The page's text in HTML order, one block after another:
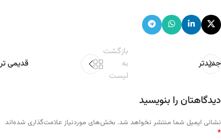
جدیدتر
بازگشت
به
لیست
قدیمی تر
دیدگاهتان را بنویسید
نشانی ایمیل شما منتشر نخواهد شد. بخش‌های موردنیاز علامت‌گذاری شده‌اند
*